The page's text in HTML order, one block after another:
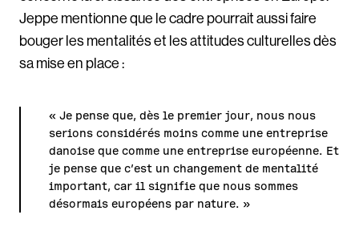
Jeppe mentionne que le cadre pourrait aussi faire
bouger les mentalités et les attitudes culturelles dès
sa mise en place :
« Je pense que, dès le premier jour, nous nous
serions considérés moins comme une entreprise
danoise que comme une entreprise européenne. Et
je pense que c’est un changement de mentalité
important, car il signifie que nous sommes
désormais européens par nature. »